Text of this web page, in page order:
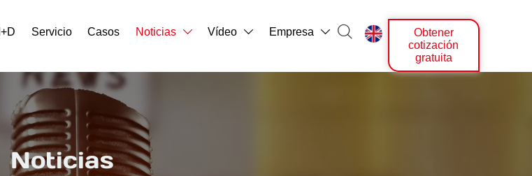
I+D Servicio Casos Noticias  Vídeo  Empresa   
Obtener
cotización
gratuita
Noticias